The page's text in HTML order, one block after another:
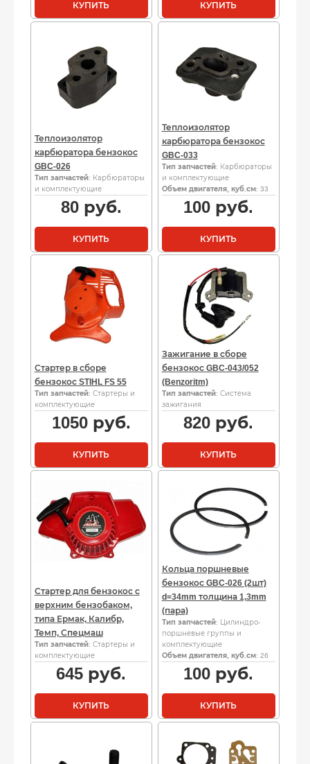
КУПИТЬ КУПИТЬ
Теплоизолятор
карбюратора бензокос
GBC-026
Тип запчастей: Карбюраторы
и комплектующие
80руб.
КУПИТЬ
Теплоизолятор
карбюратора бензокос
GBC-033
Тип запчастей: Карбюраторы
и комплектующие
Объем двигателя, куб.см: 33
100 руб.
КУПИТЬ
Стартер в сборе
бензокос STIHL FS 55
Тип запчастей: Стартеры и
комплектующие
1050руб.
КУПИТЬ
Зажигание в сборе
бензокос GBC-043/052
(Benzoritm)
Тип запчастей: Система
зажигания
820 руб.
КУПИТЬ
Стартер для бензокос с
верхним бензобаком,
типа Ермак, Калибр,
Темп, Спецмаш
Тип запчастей: Стартеры и
комплектующие
645 руб.
КУПИТЬ
Кольца поршневые
бензокос GBC-026 (2шт)
d=34mm толщина 1,3mm
(пара)
Тип запчастей: Цилиндро-
поршневые группы и
комплектующие
Объем двигателя, куб.см: 26
100 руб.
КУПИТЬ